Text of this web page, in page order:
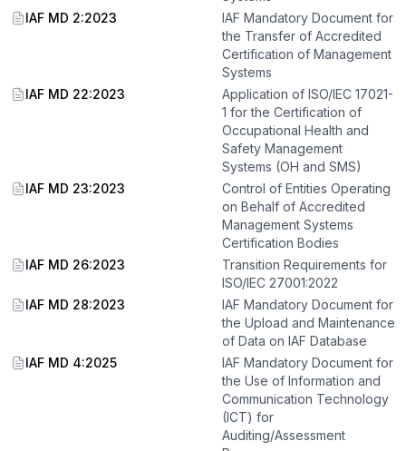
IAF MD 2:2023
IAF Mandatory Document for
the Transfer of Accredited
Certification of Management
Systems
IAF MD 22:2023
Application of ISO/IEC 17021-
1 for the Certification of
Occupational Health and
Safety Management
Systems (OH and SMS)
IAF MD 23:2023
Control of Entities Operating
on Behalf of Accredited
Management Systems
Certification Bodies
IAF MD 26:2023
Transition Requirements for
ISO/IEC 27001:2022
IAF MD 28:2023
IAF Mandatory Document for
the Upload and Maintenance
of Data on IAF Database
IAF MD 4:2025
IAF Mandatory Document for
the Use of Information and
Communication Technology
(ICT) for
Auditing/Assessment